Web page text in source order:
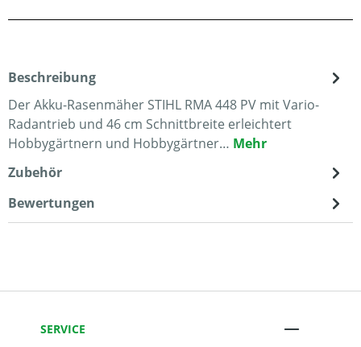
Beschreibung
Der Akku-Rasenmäher STIHL RMA 448 PV mit Vario-
Radantrieb und 46 cm Schnittbreite erleichtert
Hobbygärtnern und Hobbygärtner… Mehr
Zubehör
Bewertungen
SERVICE